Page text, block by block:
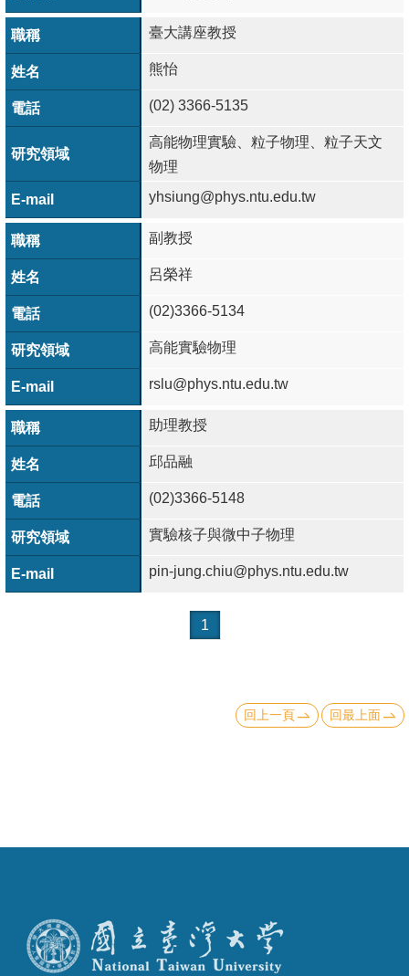
究
單
位
回
頁
臺
大
首
頁
網
站
導
覽
聯
絡
訊
English
臺大講座教授
熊怡
(02) 3366-5135
高能物理實驗、粒子物理、粒子天文
物理
yhsiung@phys.ntu.edu.tw
副教授
呂榮祥
(02)3366-5134
高能實驗物理
rslu@phys.ntu.edu.tw
助理教授
邱品融
(02)3366-5148
實驗核子與微中子物理
pin-jung.chiu@phys.ntu.edu.tw
1
回上一頁 回最上面